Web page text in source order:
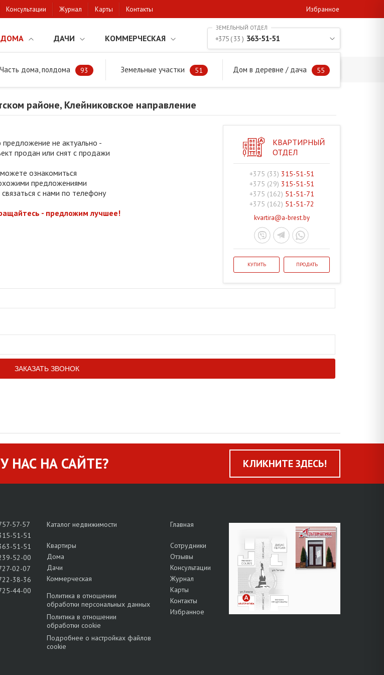
Консультации Журнал Карты Контакты Избранное
ДОМА ДАЧИ КОММЕРЧЕСКАЯ
Часть дома, полдома 93 Земельные участки 51 Дом в деревне / дача 55
+375 ( 33 ) 363-51-51
дома в Брестском районе, Клейниковское направление
районе, Клейниковское направление
предложение не актуально -
продан или снят с продажи
ознакомиться
предложениями
связаться с нами по телефону
- предложим лучшее!
КВАРТИРНЫЙ
ОТДЕЛ
+375 (33) 315-51-51
+375 (29) 315-51-51
+375 (162) 51-51-71
+375 (162) 51-51-72
kvartira@a-brest.by
КУПИТЬ ПРОДАТЬ
НАС НА САЙТЕ? КЛИКНИТЕ ЗДЕСЬ!
57-57
51-51
51-51
52-00
02-07
38-36
44-00
Каталог недвижимости
Квартиры
Дома
Дачи
Коммерческая
Политика в отношении
обработки персональных данных
Политика в отношении
обработки cookie
Подробнее о настройках файлов
cookie
Главная
Сотрудники
Отзывы
Консультации
Журнал
Карты
Контакты
Избранное